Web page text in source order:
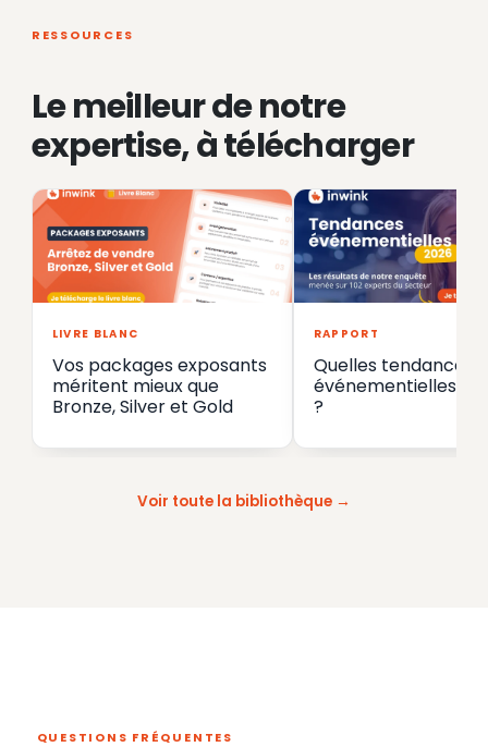
RESSOURCES
Le meilleur de notre
expertise, à télécharger
LIVRE BLANC
Vos packages exposants
méritent mieux que
Bronze, Silver et Gold
RAPPORT
Quelles tendances
événementielles en
?
Voir toute la bibliothèque
QUESTIONS FRÉQUENTES